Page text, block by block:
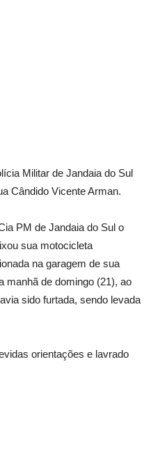
Militar de Jandaia do Sul
Cândido Vicente Arman.
PM de Jandaia do Sul o
sua motocicleta
na garagem de sua
manhã de domingo (21), ao
sido furtada, sendo levada
orientações e lavrado